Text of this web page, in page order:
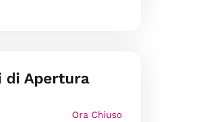
di Apertura
Ora Chiuso